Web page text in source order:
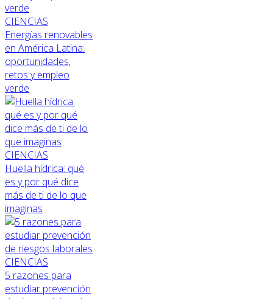
CIENCIAS
Energías renovables
en América Latina:
oportunidades,
retos y empleo
verde
CIENCIAS
Huella hídrica: qué
es y por qué dice
más de ti de lo que
imaginas
CIENCIAS
5 razones para
estudiar prevención